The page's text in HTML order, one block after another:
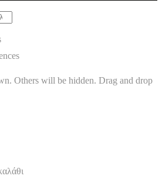
Others will be hidden. Drag and drop